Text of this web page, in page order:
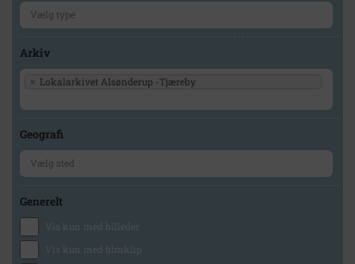
Arkiv
× Lokalarkivet Alsønderup -Tjæreby
Geografi
Generelt
Vis kun med billeder
Vis kun med filmklip